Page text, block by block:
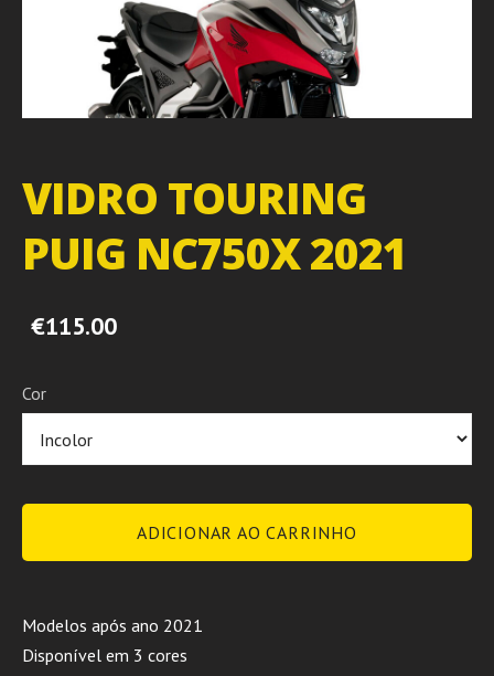
VIDRO TOURING
PUIG NC750X 2021
€115.00
Cor
ADICIONAR AO CARRINHO
Modelos após ano 2021
Disponível em 3 cores